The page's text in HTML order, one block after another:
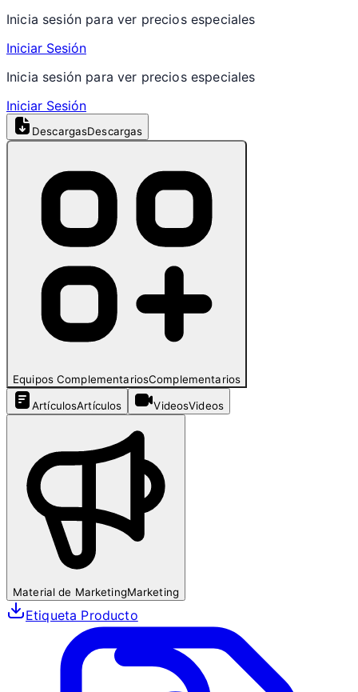
Inicia sesión para ver precios especiales
Iniciar Sesión
Inicia sesión para ver precios especiales
Iniciar Sesión
DescargasDescargas
Equipos ComplementariosComplementarios
ArtículosArtículos VideosVideos
Material de MarketingMarketing
Etiqueta Producto